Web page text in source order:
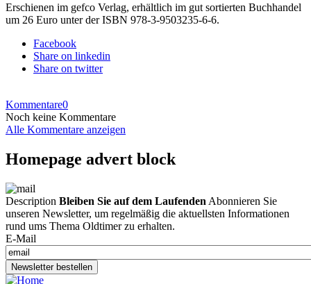
Erschienen im gefco Verlag, erhältlich im gut sortierten Buchhandel
um 26 Euro unter der ISBN 978-3-9503235-6-6.
Facebook
Share on linkedin
Share on twitter
Kommentare0
Noch keine Kommentare
Alle Kommentare anzeigen
Homepage advert block
Description Bleiben Sie auf dem Laufenden Abonnieren Sie
unseren Newsletter, um regelmäßig die aktuellsten Informationen
rund ums Thema Oldtimer zu erhalten.
E-Mail
Newsletter bestellen